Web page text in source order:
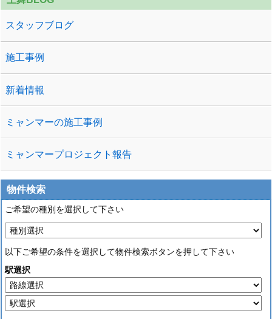
スタッフブログ
施工事例
新着情報
ミャンマーの施工事例
ミャンマープロジェクト報告
物件検索
ご希望の種別を選択して下さい
以下ご希望の条件を選択して物件検索ボタンを押して下さい
駅選択